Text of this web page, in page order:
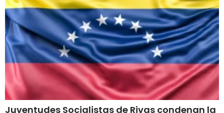
Juventudes Socialistas de Rivas condenan la